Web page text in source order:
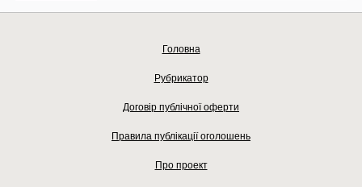
Головна
Рубрикатор
Договір публічної оферти
Правила публікації оголошень
Про проект